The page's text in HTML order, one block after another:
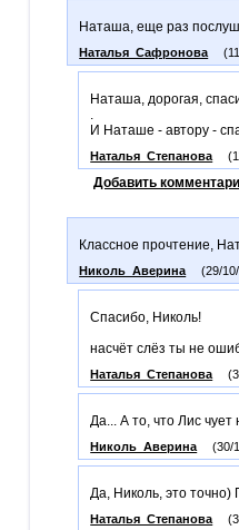
Наташа, еще раз
Наталья_Сафронова
Наташа, дорогая,
И Наташе - автору -
Наталья_Степанова
Добавить
Классное прочтение,
Николь_Аверина (29/
Спасибо, Николь!
насчёт слёз ты не
Наталья_Степанова
Да... А то, что Лис
Николь_Аверина (30/
Да, Николь, это
Наталья_Степанова